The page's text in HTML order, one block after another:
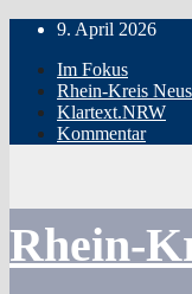
Zum
springen
9. April 2026
Im Fokus
Rhein-Kreis
Klartext.NRW
Kommentar
Rhein-